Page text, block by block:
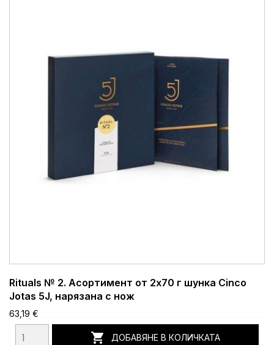
Rituals № 2. Асортимент от 2x70 г шунка Cinco
Jotas 5J, нарязана с нож
63,19 €
 ДОБАВЯНЕ В КОЛИЧКАТА